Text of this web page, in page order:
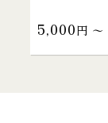
5,000円 〜